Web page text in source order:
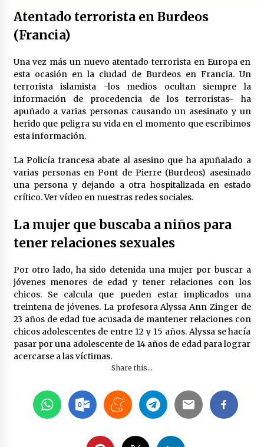
Atentado terrorista en Burdeos
(Francia)
Una vez más un nuevo atentado terrorista en Europa en
esta ocasión en la ciudad de Burdeos en Francia. Un
terrorista islamista -los medios ocultan siempre la
información de procedencia de los terroristas- ha
apuñado a varias personas causando un asesinato y un
herido que peligra su vida en el momento que escribimos
esta información.
La Policía francesa abate al asesino que ha apuñalado a
varias personas en Pont de Pierre (Burdeos) asesinado
una persona y dejando a otra hospitalizada en estado
crítico. Ver vídeo en nuestras redes sociales.
La mujer que buscaba a niños para
tener relaciones sexuales
Por otro lado, ha sido detenida una mujer por buscar a
jóvenes menores de edad y tener relaciones con los
chicos. Se calcula que pueden estar implicados una
treintena de jóvenes. La profesora Alyssa Ann Zinger de
23 años de edad fue acusada de mantener relaciones con
chicos adolescentes de entre 12 y 15 años. Alyssa se hacía
pasar por una adolescente de 14 años de edad para lograr
acercarse a las víctimas.
Share this...